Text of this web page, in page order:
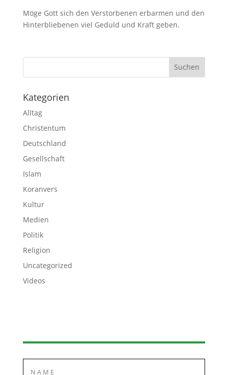
Möge Gott sich den Verstorbenen erbarmen und den
Hinterbliebenen viel Geduld und Kraft geben.
Kategorien
Alltag
Christentum
Deutschland
Gesellschaft
Islam
Koranvers
Kultur
Medien
Politik
Religion
Uncategorized
Videos